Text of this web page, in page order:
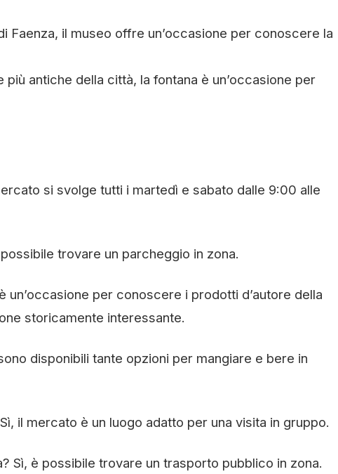
Faenza, il museo offre un’occasione per conoscere la
più antiche della città, la fontana è un’occasione per
si svolge tutti i martedì e sabato dalle 9:00 alle
trovare un parcheggio in zona.
per conoscere i prodotti d’autore della
storicamente interessante.
disponibili tante opzioni per mangiare e bere in
il mercato è un luogo adatto per una visita in gruppo.
Sì, è possibile trovare un trasporto pubblico in zona.